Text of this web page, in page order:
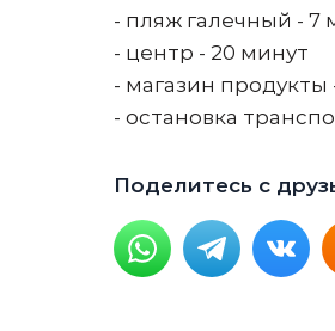
- пляж галечный - 7
- центр - 20 минут
- магазин продукты
- остановка
Поделитесь с